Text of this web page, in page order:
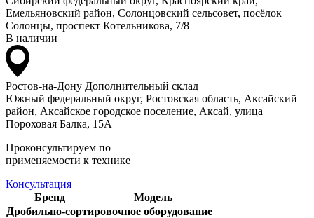
Емельяновский район, Солонцовский сельсовет, посёлок
Солонцы, проспект Котельникова, 7/8
В наличии
Ростов-на-Дону Дополнительный склад
Южный федеральный округ, Ростовская область, Аксайский
район, Аксайское городское поселение, Аксай, улица
Пороховая Балка, 15А
Проконсультируем по
применяемости к технике
Консультация
Бренд
Модель
Дробильно-сортировочное оборудование